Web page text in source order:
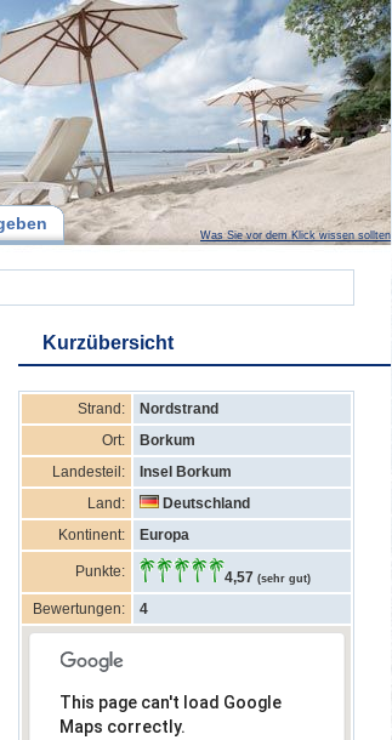
Was Sie vor dem Klick wissen sollten
Kurzübersicht
Strand:
Nordstrand
Ort:
Borkum
Landesteil:
Insel Borkum
Land:
Deutschland
Kontinent:
Europa
Punkte: 4,57 (sehr gut)
Bewertungen: 4
This page can't load Google
Maps correctly.